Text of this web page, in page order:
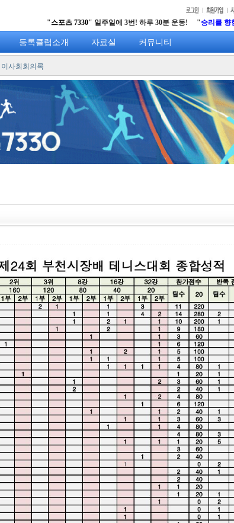
" 일주일에 3번! 하루 30분 운동! "승리를 향한 열정의 샷!!" 부천시 테니
등록클럽소개 자료실 커뮤니티
이사회회의록